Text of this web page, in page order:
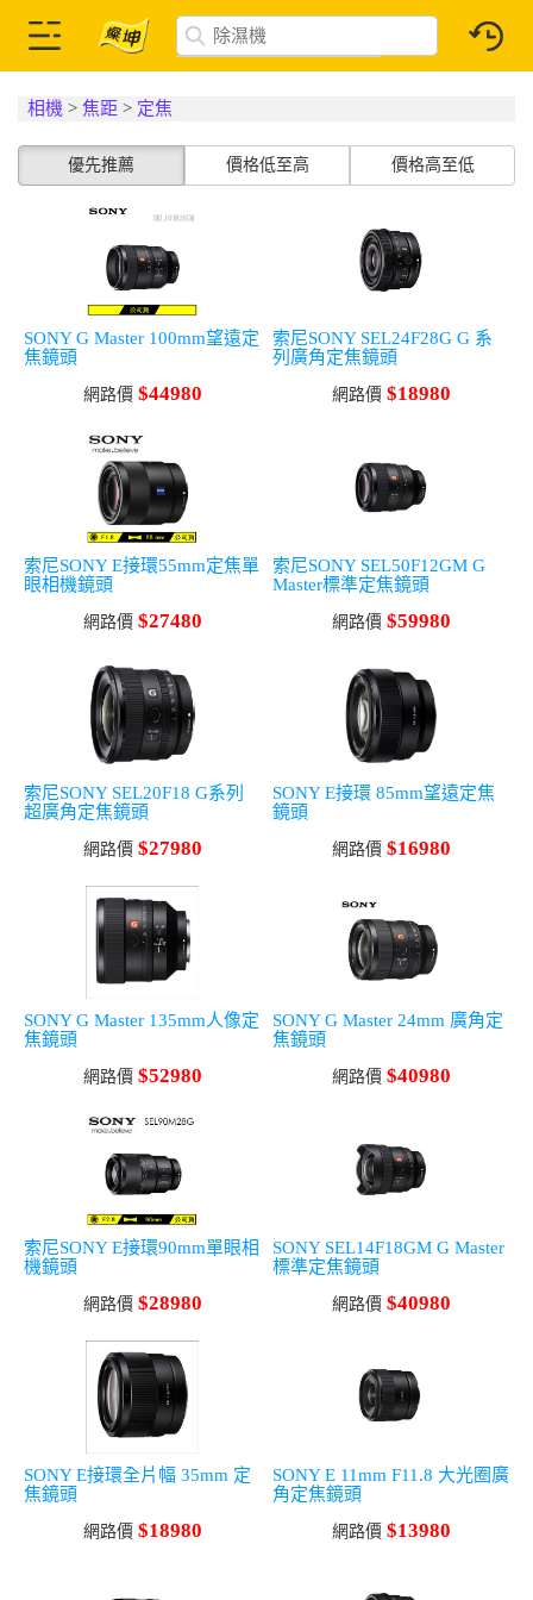
相機 >焦距 > 定焦
優先推薦 價格低至高 價格高至低
SONY G Master 100mm望遠定
焦鏡頭
網路價 $44980
索尼SONY SEL24F28G G 系
列廣角定焦鏡頭
網路價 $18980
索尼SONY E接環55mm定焦單
眼相機鏡頭
網路價 $27480
索尼SONY SEL50F12GM G
Master標準定焦鏡頭
網路價 $59980
索尼SONY SEL20F18 G系列
超廣角定焦鏡頭
網路價 $27980
SONY E接環 85mm望遠定焦
鏡頭
網路價 $16980
SONY G Master 135mm人像定
焦鏡頭
網路價 $52980
SONY G Master 24mm 廣角定
焦鏡頭
網路價 $40980
索尼SONY E接環90mm單眼相
機鏡頭
網路價 $28980
SONY SEL14F18GM G Master
標準定焦鏡頭
網路價 $40980
SONY E接環全片幅 35mm 定
焦鏡頭
網路價 $18980
SONY E 11mm F11.8 大光圈廣
角定焦鏡頭
網路價 $13980